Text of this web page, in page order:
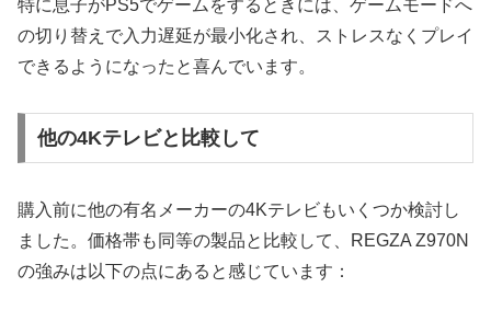
特に息子がPS5でゲームをするときには、ゲームモードへ
の切り替えで入力遅延が最小化され、ストレスなくプレイ
できるようになったと喜んでいます。
他の4Kテレビと比較して
購入前に他の有名メーカーの4Kテレビもいくつか検討し
ました。価格帯も同等の製品と比較して、REGZA Z970N
の強みは以下の点にあると感じています：